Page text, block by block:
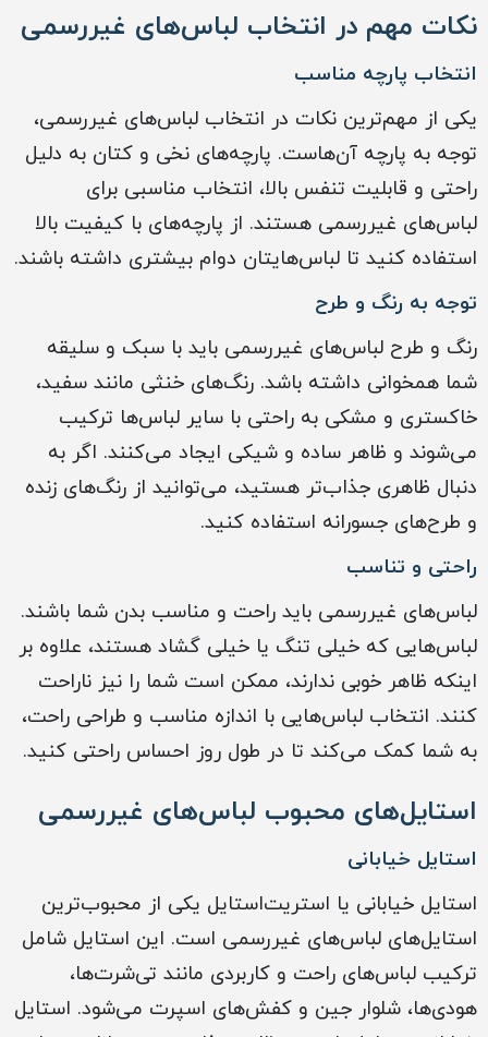
نکات مهم در انتخاب لباس‌های غیررسمی
انتخاب پارچه مناسب
یکی از مهم‌ترین نکات در انتخاب لباس‌های غیررسمی،
توجه به پارچه آن‌هاست. پارچه‌های نخی و کتان به دلیل
راحتی و قابلیت تنفس بالا، انتخاب مناسبی برای
لباس‌های غیررسمی هستند. از پارچه‌های با کیفیت بالا
استفاده کنید تا لباس‌هایتان دوام بیشتری داشته باشند.
توجه به رنگ و طرح
رنگ و طرح لباس‌های غیررسمی باید با سبک و سلیقه
شما همخوانی داشته باشد. رنگ‌های خنثی مانند سفید،
خاکستری و مشکی به راحتی با سایر لباس‌ها ترکیب
می‌شوند و ظاهر ساده و شیکی ایجاد می‌کنند. اگر به
دنبال ظاهری جذاب‌تر هستید، می‌توانید از رنگ‌های زنده
و طرح‌های جسورانه استفاده کنید.
راحتی و تناسب
لباس‌های غیررسمی باید راحت و مناسب بدن شما باشند.
لباس‌هایی که خیلی تنگ یا خیلی گشاد هستند، علاوه بر
اینکه ظاهر خوبی ندارند، ممکن است شما را نیز ناراحت
کنند. انتخاب لباس‌هایی با اندازه مناسب و طراحی راحت،
به شما کمک می‌کند تا در طول روز احساس راحتی کنید.
استایل‌های محبوب لباس‌های غیررسمی
استایل خیابانی
استایل خیابانی یا استریت‌استایل یکی از محبوب‌ترین
استایل‌های لباس‌های غیررسمی است. این استایل شامل
ترکیب لباس‌های راحت و کاربردی مانند تی‌شرت‌ها،
هودی‌ها، شلوار جین و کفش‌های اسپرت می‌شود. استایل